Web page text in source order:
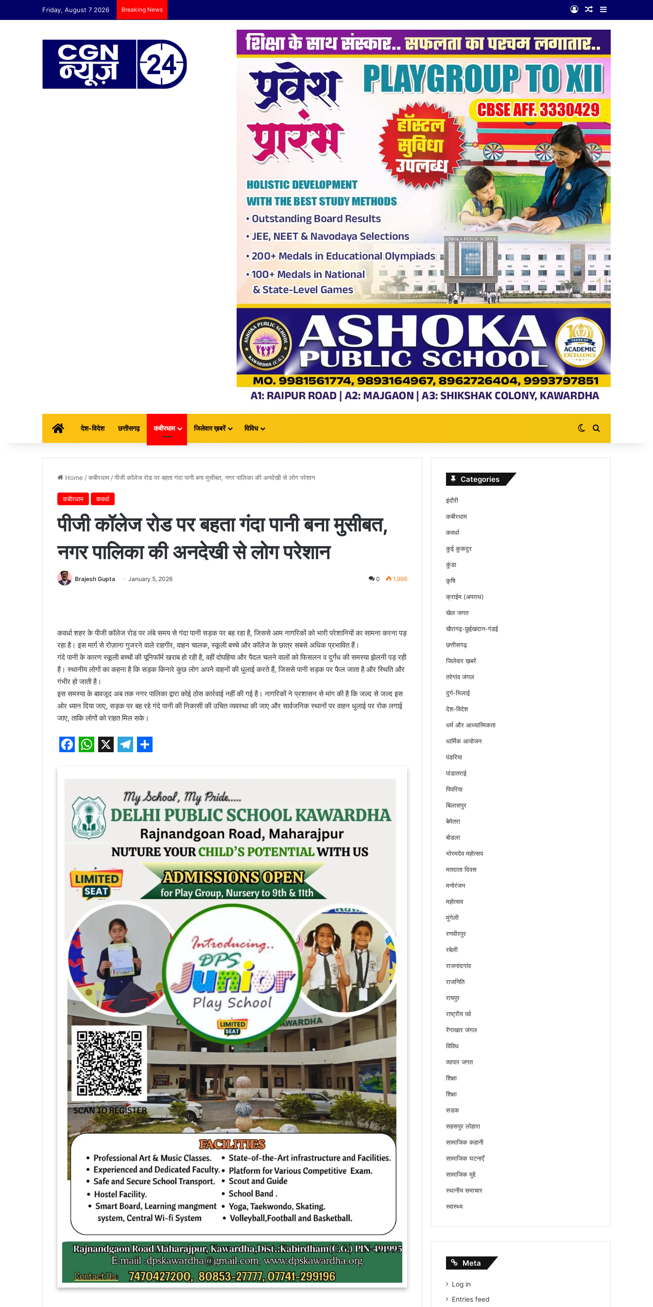
Friday, August 7 2026 Breaking News Log InRandom Article
Sidebar
होम देश-विदेश छत्तीसगढ़ कबीरधाम जिलेवार ख़बरें विविध Switch skin
Search for
Home /कबीरधाम /पीजी कॉलेज रोड पर बहता गंदा पानी बना मुसीबत, नगर पालिका की अनदेखी से लोग परेशान
कबीरधाम कवर्धा
पीजी कॉलेज रोड पर बहता गंदा पानी बना मुसीबत,
नगर पालिका की अनदेखी से लोग परेशान
Brajesh Gupta January 5, 2026 0 1,999
कवर्धा शहर के पीजी कॉलेज रोड पर लंबे समय से गंदा पानी सड़क पर बह रहा है, जिससे आम नागरिकों को भारी परेशानियों का सामना करना पड़
रहा है। इस मार्ग से रोज़ाना गुजरने वाले राहगीर, वाहन चालक, स्कूली बच्चे और कॉलेज के छात्र सबसे अधिक प्रभावित हैं।
गंदे पानी के कारण स्कूली बच्चों की यूनिफॉर्म खराब हो रही है, वहीं दोपहिया और पैदल चलने वालों को फिसलन व दुर्गंध की समस्या झेलनी पड़ रही
है। स्थानीय लोगों का कहना है कि सड़क किनारे कुछ लोग अपने वाहनों की धुलाई करते हैं, जिससे पानी सड़क पर फैल जाता है और स्थिति और
गंभीर हो जाती है।
इस समस्या के बावजूद अब तक नगर पालिका द्वारा कोई ठोस कार्रवाई नहीं की गई है। नागरिकों ने प्रशासन से मांग की है कि जल्द से जल्द इस
ओर ध्यान दिया जाए, सड़क पर बह रहे गंदे पानी की निकासी की उचित व्यवस्था की जाए और सार्वजनिक स्थानों पर वाहन धुलाई पर रोक लगाई
जाए, ताकि लोगों को राहत मिल सके।
t
s
A
p
e
g
a
m
a
r
e
Categories
इंदौरी
कबीरधाम
कवर्धा
कुई कुकदुर
कुंडा
कृषि
क्राईम (अपराध)
खेल जगत
खैरागढ़-छुईखदान-गंडई
छत्तीसगढ़
जिलेवार ख़बरें
तरेगांव जंगल
दुर्ग-भिलाई
देश-विदेश
धर्म और आध्यात्मिकता
धार्मिक आयोजन
पंडरिया
पांडातराई
पिपरिया
बिलासपुर
बेमेतरा
बोडला
भोरमदेव महोत्सव
मतदाता दिवस
मनोरंजन
महोत्सव
मुंगेली
रणवीरपुर
रबेली
राजनांदगांव
राजनिति
रायपुर
राष्ट्रीय पर्व
रेंगाखार जंगल
विविध
व्यापार जगत
शिक्षा
शिक्षा
सडक
सहसपुर लोहारा
सामाजिक कहानी
सामाजिक घटनाएँ
सामाजिक मुद्दे
स्थानीय समाचार
स्वास्थ्य
Meta
Log in
Entries feed